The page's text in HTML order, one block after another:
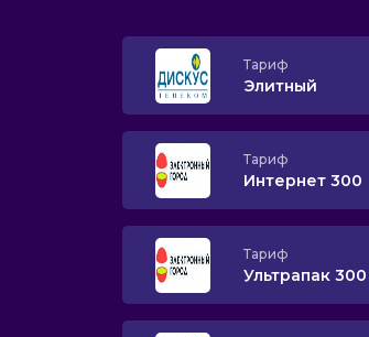
Тариф
Элитный
Тариф
Интернет 300
Тариф
Ультрапак 300